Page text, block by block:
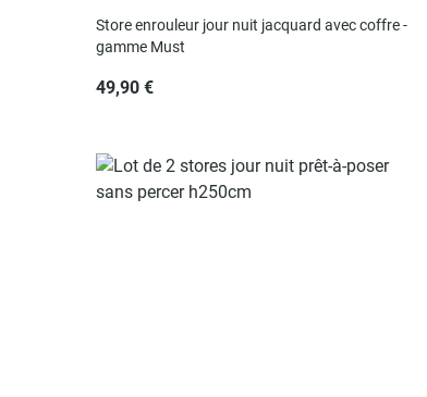
Store enrouleur jour nuit jacquard avec coffre -
gamme Must
49,90 €